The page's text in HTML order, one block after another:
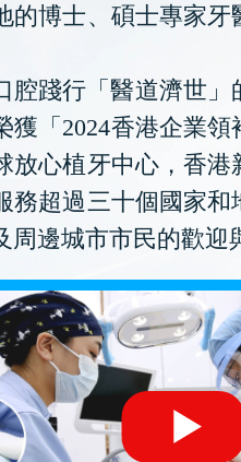
的博士、碩士專家
腔踐行「醫道濟世
獲「2024香港企業
放心植牙中心，香
務超過三十個國家
周邊城市市民的歡迎